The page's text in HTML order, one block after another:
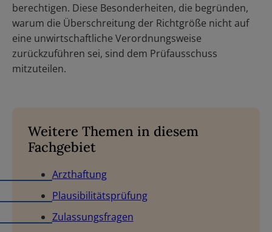
berechtigen. Diese Besonderheiten, die begründen,
warum die Überschreitung der Richtgröße nicht auf
eine unwirtschaftliche Verordnungsweise
zurückzuführen sei, sind dem Prüfausschuss
mitzuteilen.
Weitere Themen in diesem
Fachgebiet
Arzthaftung
Plausibilitätsprüfung
Zulassungsfragen